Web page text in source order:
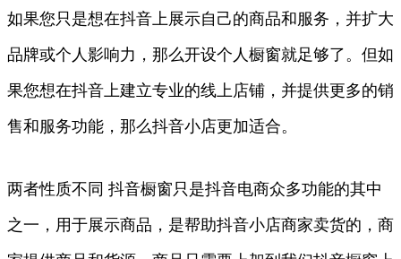
如果您只是想在抖音上展示自己的商品和服务，并扩大
品牌或个人影响力，那么开设个人橱窗就足够了。但如
果您想在抖音上建立专业的线上店铺，并提供更多的销
售和服务功能，那么抖音小店更加适合。
两者性质不同 抖音橱窗只是抖音电商众多功能的其中
之一，用于展示商品，是帮助抖音小店商家卖货的，商